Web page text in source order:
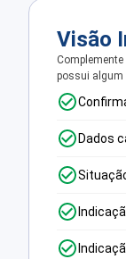
Visão
possui algum
Dados